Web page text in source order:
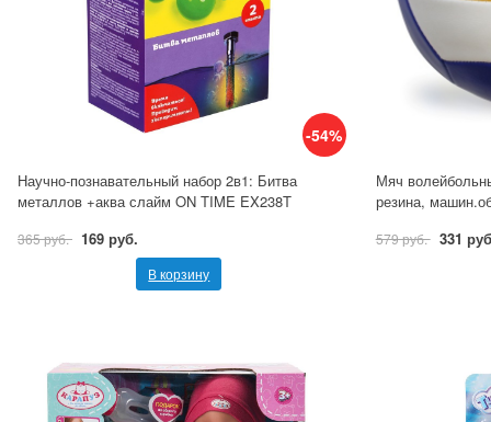
-54%
Научно-познавательный набор 2в1: Битва
металлов +аква слайм ON TIME EX238T
365 руб. 169 руб.
В корзину
Мяч
резина,
579 руб. 331